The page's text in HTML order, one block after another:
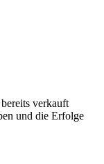
verkauft
und die Erfolge